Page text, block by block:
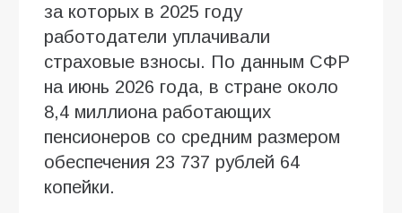
за которых в 2025 году
работодатели уплачивали
страховые взносы. По данным СФР
на июнь 2026 года, в стране около
8,4 миллиона работающих
пенсионеров со средним размером
обеспечения 23 737 рублей 64
копейки.